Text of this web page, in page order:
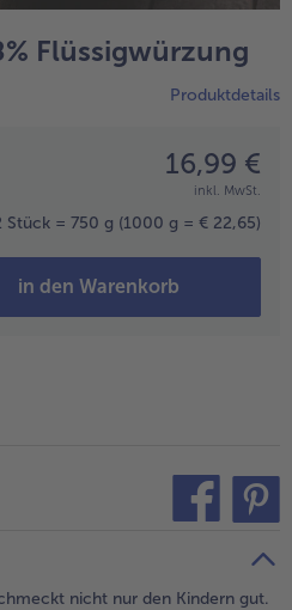
Flüssigwürzung
Produktdetails
16,99 €
inkl. MwSt.
Stück = 750 g (1000 g = € 22,65)
in den Warenkorb
nicht nur den Kindern gut.